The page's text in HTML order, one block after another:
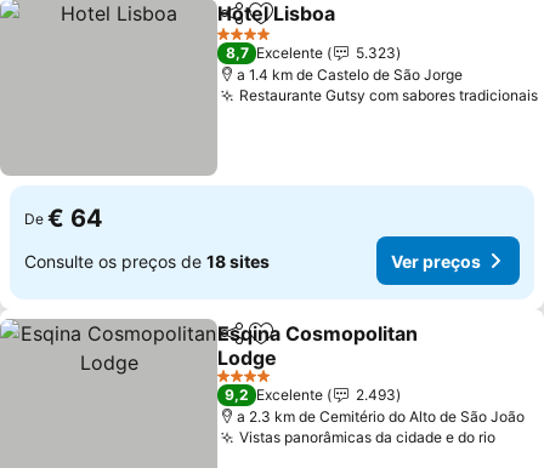
PartilharAdicionar aos favoritos
Hotel Lisboa
4 Estrelas
8,7 Excelente
5.323
a 1.4 km de Castelo de São Jorge
Restaurante Gutsy com sabores tradicionais
De € 64
Consulte os preços de 18 sites Ver preços
PartilharAdicionar aos favoritos
Esqina Cosmopolitan
Lodge
4 Estrelas
9,2 Excelente
2.493
a 2.3 km de Cemitério do Alto de São João
Vistas panorâmicas da cidade e do rio